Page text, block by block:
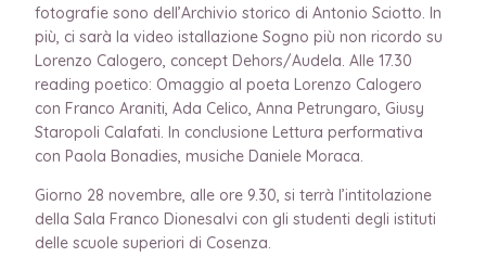
fotografie sono dell’Archivio storico di Antonio Sciotto. In
più, ci sarà la video istallazione Sogno più non ricordo su
Lorenzo Calogero, concept Dehors/Audela. Alle 17.30
reading poetico: Omaggio al poeta Lorenzo Calogero
con Franco Araniti, Ada Celico, Anna Petrungaro, Giusy
Staropoli Calafati. In conclusione Lettura performativa
con Paola Bonadies, musiche Daniele Moraca.
Giorno 28 novembre, alle ore 9.30, si terrà l’intitolazione
della Sala Franco Dionesalvi con gli studenti degli istituti
delle scuole superiori di Cosenza.